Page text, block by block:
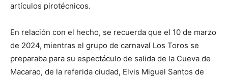
artículos pirotécnicos.
En relación con el hecho, se recuerda que el 10 de marzo
de 2024, mientras el grupo de carnaval Los Toros se
preparaba para su espectáculo de salida de la Cueva de
Macarao, de la referida ciudad, Elvis Miguel Santos de